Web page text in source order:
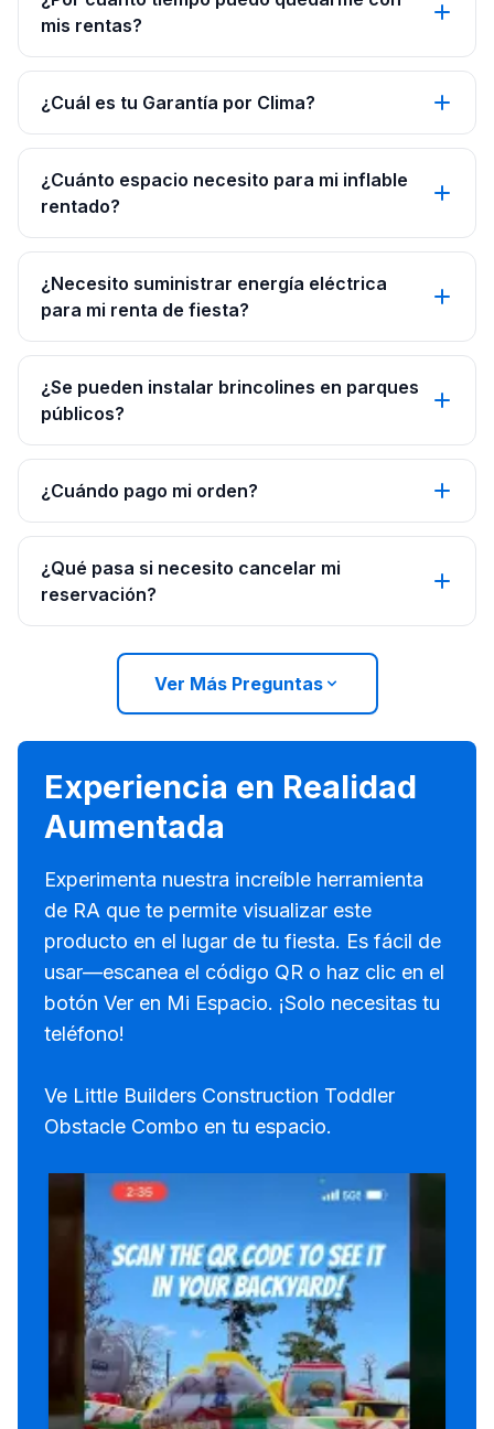
mis rentas?
¿Cuál es tu Garantía por Clima?
¿Cuánto espacio necesito para mi inflable
rentado?
¿Necesito suministrar energía eléctrica
para mi renta de fiesta?
¿Se pueden instalar brincolines en parques
públicos?
¿Cuándo pago mi orden?
¿Qué pasa si necesito cancelar mi
reservación?
Ver Más Preguntas
Experiencia en Realidad
Aumentada
Experimenta nuestra increíble herramienta
de RA que te permite visualizar este
producto en el lugar de tu fiesta. Es fácil de
usar—escanea el código QR o haz clic en el
botón Ver en Mi Espacio. ¡Solo necesitas tu
teléfono!
Ve Little Builders Construction Toddler
Obstacle Combo en tu espacio.